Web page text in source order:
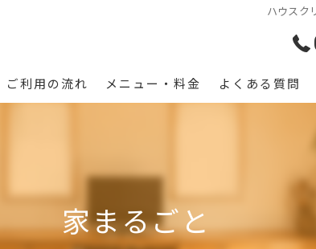
ハウスク
ご利用の流れ メニュー・料金 よくある質問
家まるごと